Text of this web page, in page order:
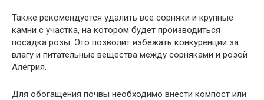
Также рекомендуется удалить все сорняки и крупные
камни с участка, на котором будет производиться
посадка розы. Это позволит избежать конкуренции за
влагу и питательные вещества между сорняками и розой
Алегрия.
Для обогащения почвы необходимо внести компост или